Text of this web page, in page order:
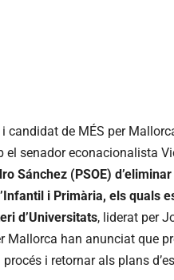
candidat de MÉS per
el senador econacionalista
Sánchez (PSOE)
i Primària, els quals
d’Universitats, liderat per
Mallorca han anunciat que
i retornar als plans